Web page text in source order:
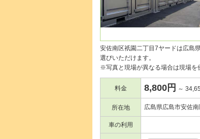
安佐南区祇園二丁目7ヤードは広島
選びいただけます。
※写真と現場が異なる場合は現場を
料金 8,800円 ～
所在地 広島県広島市安佐
車の利用